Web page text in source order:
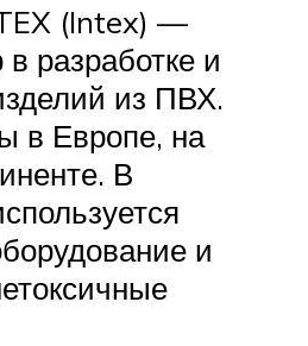
(Intex) —
разработке и
из ПВХ.
в Европе, на
В
и